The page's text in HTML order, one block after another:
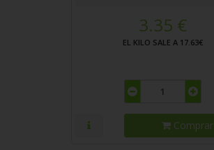
3.35 €
EL KILO SALE A 17.63€
Comprar